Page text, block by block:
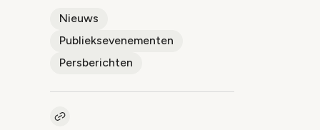
Nieuws
Publieksevenementen
Persberichten
Kopieer link naar artikel